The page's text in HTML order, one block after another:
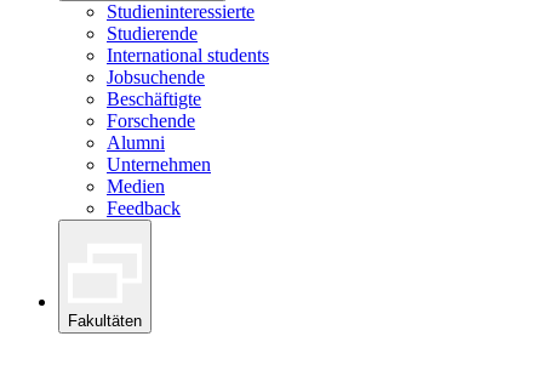
Studieninteressierte
Studierende
International students
Jobsuchende
Beschäftigte
Forschende
Alumni
Unternehmen
Medien
Feedback
Fakultäten